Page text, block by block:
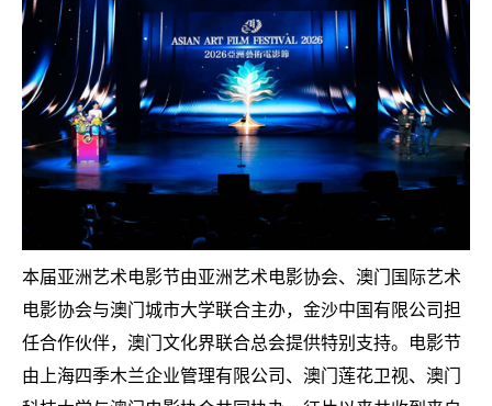
本届亚洲艺术电影节由亚洲艺术电影协会、澳门国际艺术
电影协会与澳门城市大学联合主办，金沙中国有限公司担
任合作伙伴，澳门文化界联合总会提供特别支持。电影节
由上海四季木兰企业管理有限公司、澳门莲花卫视、澳门